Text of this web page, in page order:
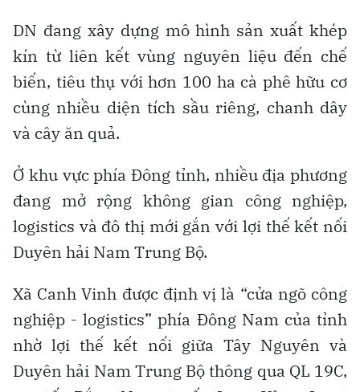
DN đang xây dựng mô hình sản xuất khép
kín từ liên kết vùng nguyên liệu đến chế
biến, tiêu thụ với hơn 100 ha cà phê hữu cơ
cùng nhiều diện tích sầu riêng, chanh dây
và cây ăn quả.
Ở khu vực phía Đông tỉnh, nhiều địa phương
đang mở rộng không gian công nghiệp,
logistics và đô thị mới gắn với lợi thế kết nối
Duyên hải Nam Trung Bộ.
Xã Canh Vinh được định vị là “cửa ngõ công
nghiệp - logistics” phía Đông Nam của tỉnh
nhờ lợi thế kết nối giữa Tây Nguyên và
Duyên hải Nam Trung Bộ thông qua QL 19C,